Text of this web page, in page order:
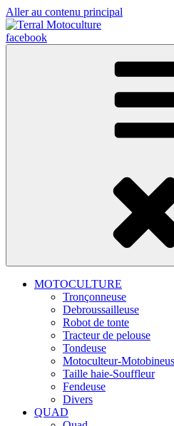
Aller au contenu principal
facebook
MOTOCULTURE
Tronçonneuse
Debroussailleuse
Robot de tonte
Tracteur de pelouse
Tondeuse
Motoculteur-
Taille haie-Souffleur
Fendeuse
Divers
QUAD